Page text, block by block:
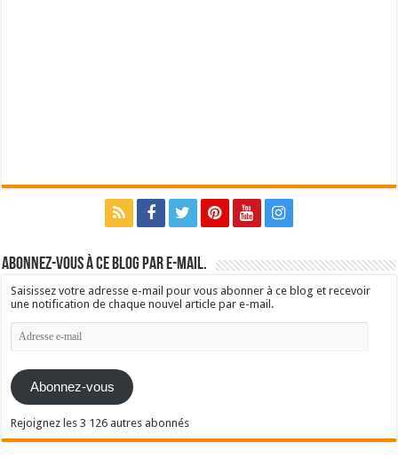
Abonnez-vous à ce blog par e-mail.
Saisissez votre adresse e-mail pour vous abonner à ce blog et recevoir
une notification de chaque nouvel article par e-mail.
Adresse
e-
Abonnez-vous
Rejoignez les 3 126 autres abonnés